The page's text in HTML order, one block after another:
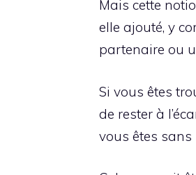
Mais cette
elle ajouté, y
partenaire ou
Si vous êtes
de rester à
vous êtes